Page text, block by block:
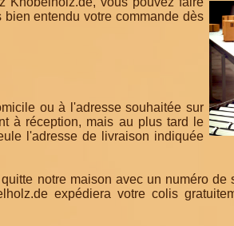
entendu votre commande dès
ou à l'adresse souhaitée sur
à réception, mais au plus tard le
l'adresse de livraison indiquée
notre maison avec un numéro de
expédiera votre colis